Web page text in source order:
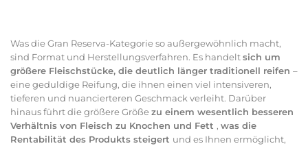
Was die Gran Reserva-Kategorie so außergewöhnlich macht,
sind Format und Herstellungsverfahren. Es handeltsich um
größere Fleischstücke, die deutlich länger traditionell reifen –
eine geduldige Reifung, die ihnen einen viel intensiveren,
tieferen und nuancierteren Geschmack verleiht. Darüber
hinaus führt die größere Größezu einem wesentlich besseren
Verhältnis von Fleisch zu Knochen und Fett , was die
Rentabilität des Produkts steigert und es Ihnen ermöglicht,